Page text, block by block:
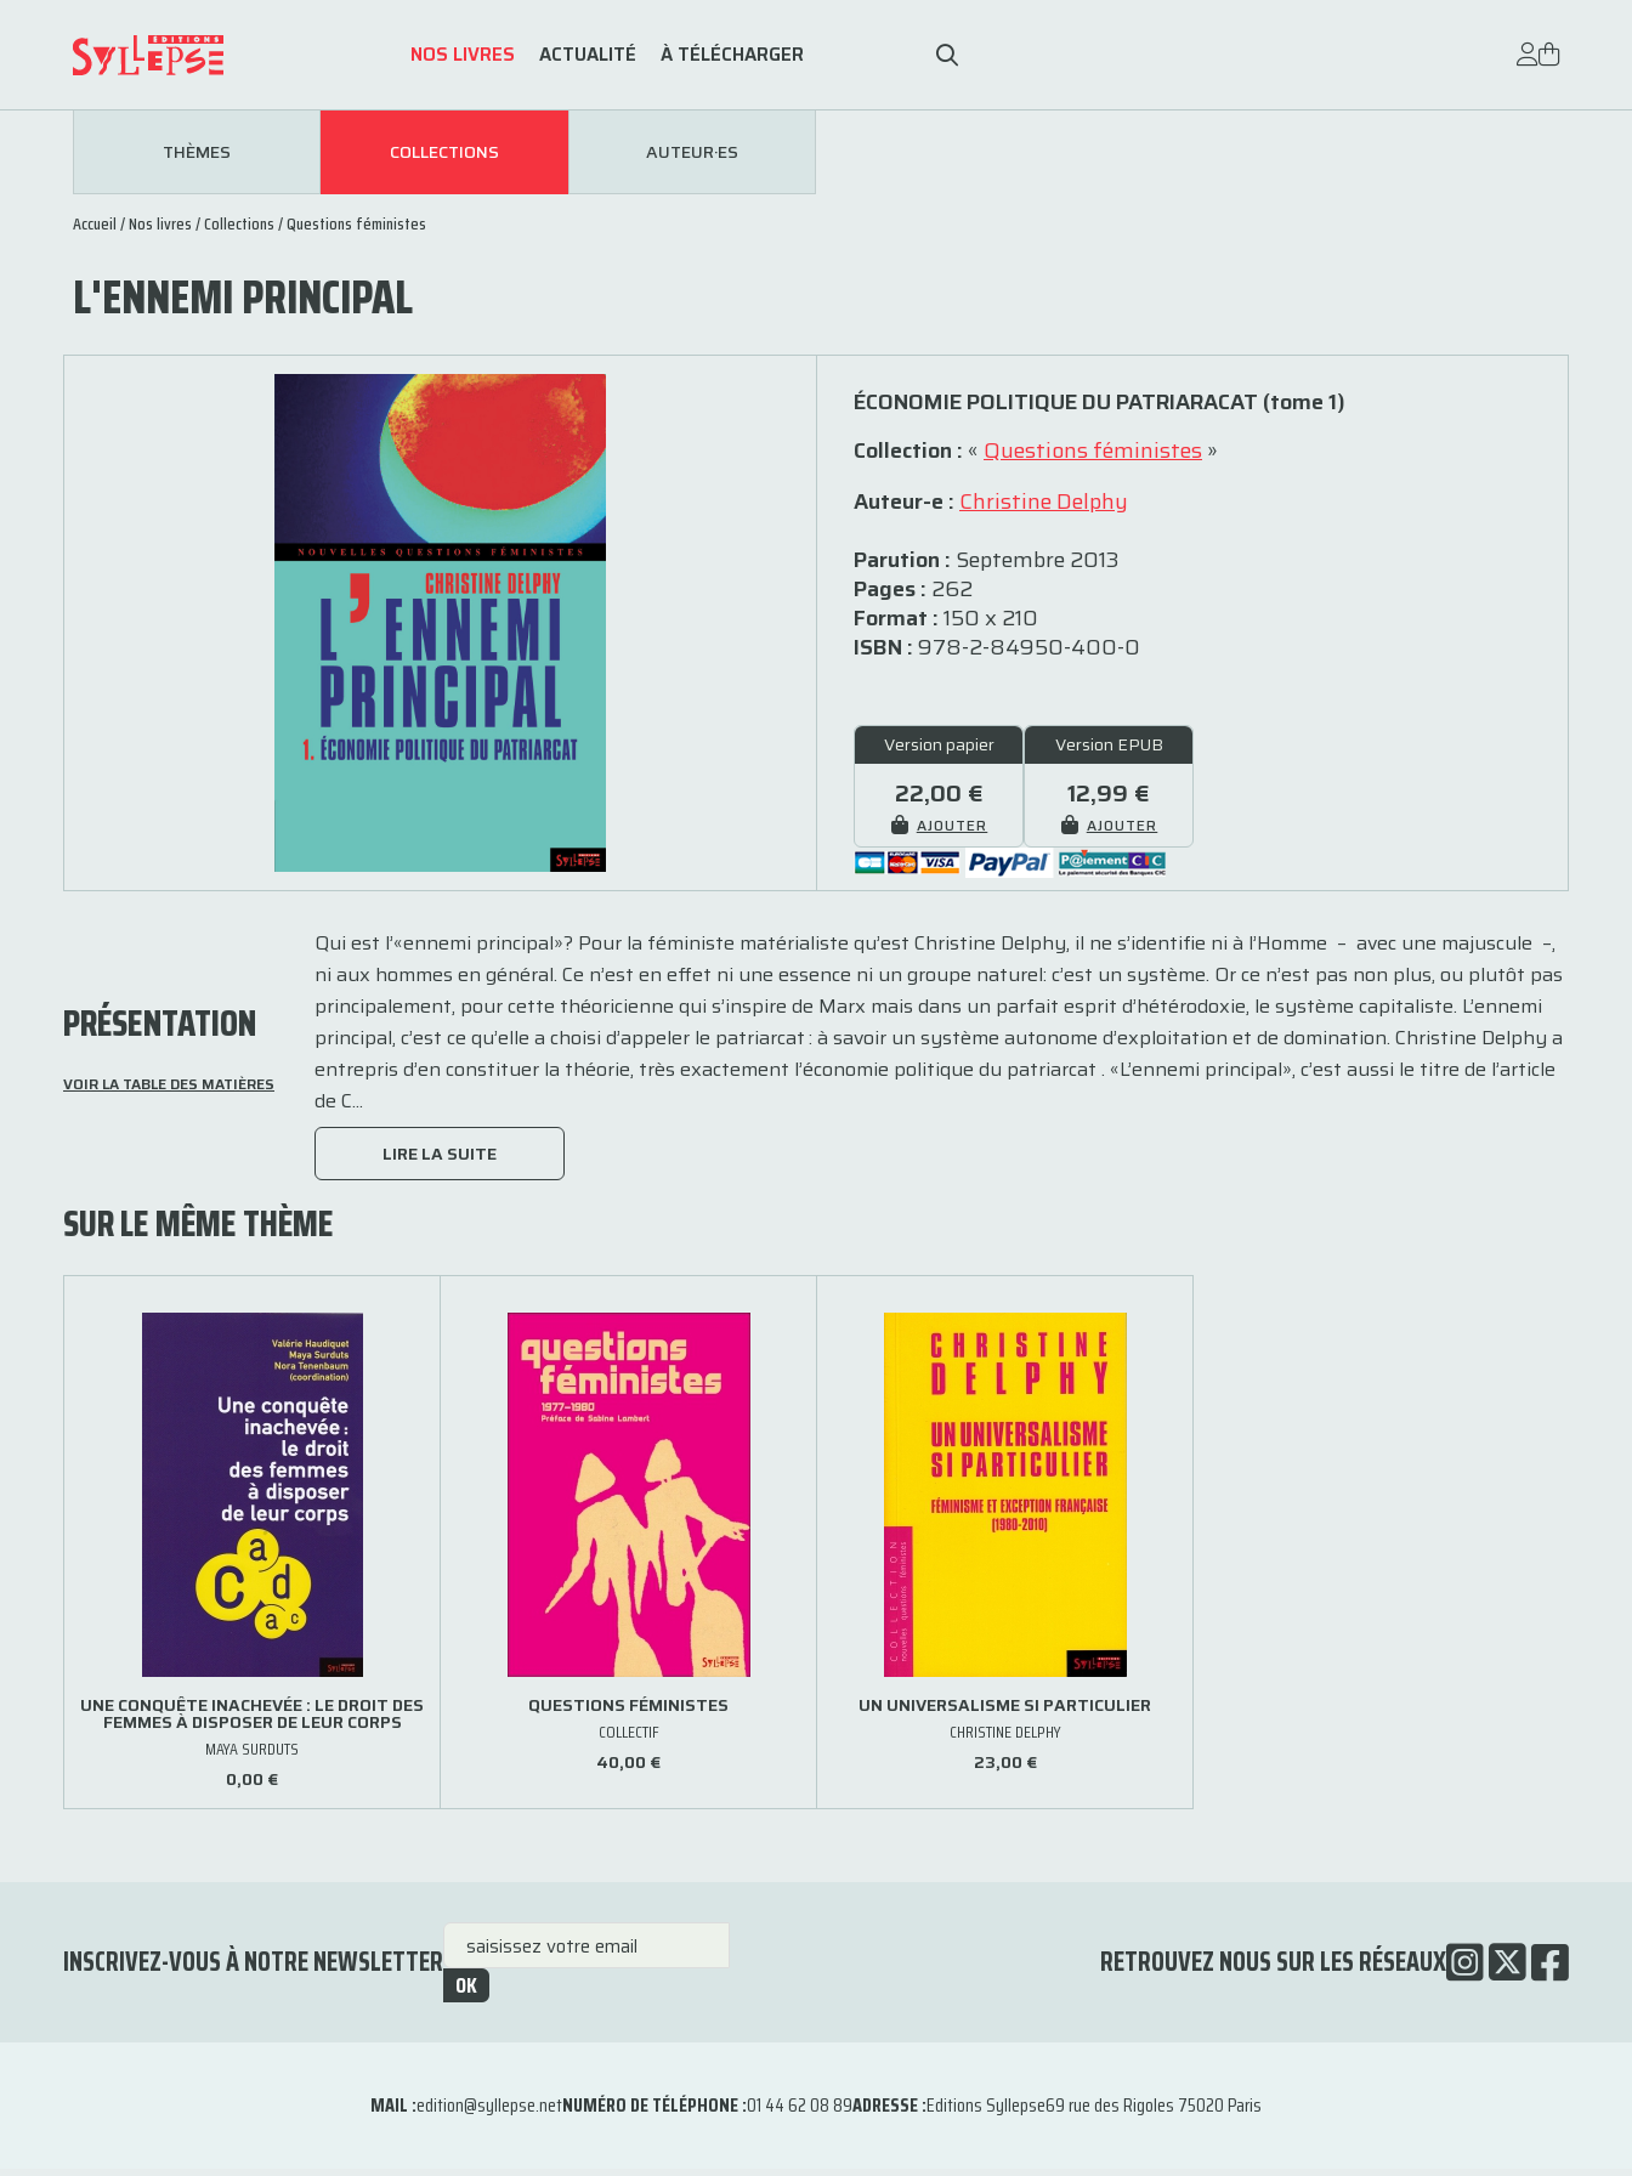
NOS LIVRES ACTUALITÉ À TÉLÉCHARGER
THÈMES COLLECTIONS AUTEUR·ES
Accueil/Nos livres/Collections/Questions féministes
L'ENNEMI PRINCIPAL
Version papier
22,00 €
AJOUTER
Version EPUB
12,99 €
AJOUTER
ÉCONOMIE POLITIQUE DU PATRIARACAT (tome 1)
Collection : « Questions féministes»
Auteur-e :Christine Delphy
Parution : Septembre 2013
Pages : 262
Format :150 x 210
ISBN :978-2-84950-400-0
PRÉSENTATION
VOIR LA TABLE DES MATIÈRES
Qui est l’«ennemi principal»? Pour la féministe matérialiste qu’est Christine Delphy, il ne s’identifie ni à l’Homme – avec une majuscule –,
ni aux hommes en général. Ce n’est en effet ni une essence ni un groupe naturel: c’est un système. Or ce n’est pas non plus, ou plutôt pas
principalement, pour cette théoricienne qui s’inspire de Marx mais dans un parfait esprit d’hétérodoxie, le système capitaliste. L’ennemi
principal, c’est ce qu’elle a choisi d’appeler le patriarcat : à savoir un système autonome d’exploitation et de domination. Christine Delphy a
entrepris d’en constituer la théorie, très exactement l’économie politique du patriarcat . «L’ennemi principal», c’est aussi le titre de l’article
de C...
LIRE LA SUITE
SUR LE MÊME THÈME
UNE CONQUÊTE INACHEVÉE : LE DROIT DES
FEMMES À DISPOSER DE LEUR CORPS
MAYA SURDUTS
0,00 €
QUESTIONS FÉMINISTES
COLLECTIF
40,00 €
UN UNIVERSALISME SI PARTICULIER
CHRISTINE DELPHY
23,00 €
INSCRIVEZ-VOUS À NOTRE NEWSLETTER
OK
RETROUVEZ NOUS SUR LES RÉSEAUX
MAIL :edition@syllepse.netNUMÉRO DE TÉLÉPHONE :01 44 62 08 89ADRESSE :Editions Syllepse69 rue des Rigoles 75020 Paris